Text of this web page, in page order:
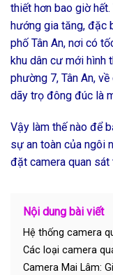
thiết hơn bao giờ
hướng gia tăng, đặc
phố Tân An, nơi có
khu dân cư mới hình
phường 7, Tân An,
dãy trọ đông đúc là
Vậy làm thế nào để
sự an toàn của ngôi
đặt camera quan sát
Nội dung bài viết
Hệ thống camera
Các loại camera
Camera Mai Lâm: